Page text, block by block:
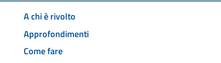
A chi è rivolto
Approfondimenti
Come fare